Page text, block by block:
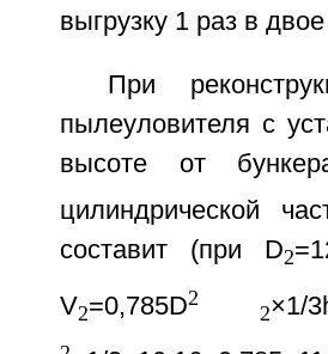
выгрузку 1 раз в двое
При
пылеуловителя с
высоте от
цилиндрической
составит (при D2
V2=0,785D2
2×1/